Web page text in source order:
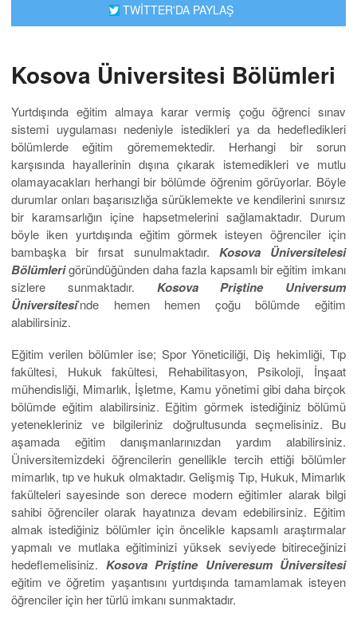
TWİTTER'DA PAYLAŞ
Kosova Üniversitesi Bölümleri
Yurtdışında eğitim almaya karar vermiş çoğu öğrenci sınav
sistemi uygulaması nedeniyle istedikleri ya da hedefledikleri
bölümlerde eğitim görememektedir. Herhangi bir sorun
karşısında hayallerinin dışına çıkarak istemedikleri ve mutlu
olamayacakları herhangi bir bölümde öğrenim görüyorlar. Böyle
durumlar onları başarısızlığa sürüklemekte ve kendilerini sınırsız
bir karamsarlığın içine hapsetmelerini sağlamaktadır. Durum
böyle iken yurtdışında eğitim görmek isteyen öğrenciler için
bambaşka bir fırsat sunulmaktadır. Kosova Üniversitelesi
Bölümlerigöründüğünden daha fazla kapsamlı bir eğitim imkanı
sizlere sunmaktadır. Kosova Priştine Universum
Üniversitesi’nde hemen hemen çoğu bölümde eğitim
alabilirsiniz.
Eğitim verilen bölümler ise; Spor Yöneticiliği, Diş hekimliği, Tıp
fakültesi, Hukuk fakültesi, Rehabilitasyon, Psikoloji, İnşaat
mühendisliği, Mimarlık, İşletme, Kamu yönetimi gibi daha birçok
bölümde eğitim alabilirsiniz. Eğitim görmek istediğiniz bölümü
yetenekleriniz ve bilgileriniz doğrultusunda seçmelisiniz. Bu
aşamada eğitim danışmanlarınızdan yardım alabilirsiniz.
Üniversitemizdeki öğrencilerin genellikle tercih ettiği bölümler
mimarlık, tıp ve hukuk olmaktadır. Gelişmiş Tıp, Hukuk, Mimarlık
fakülteleri sayesinde son derece modern eğitimler alarak bilgi
sahibi öğrenciler olarak hayatınıza devam edebilirsiniz. Eğitim
almak istediğiniz bölümler için öncelikle kapsamlı araştırmalar
yapmalı ve mutlaka eğitiminizi yüksek seviyede bitireceğinizi
hedeflemelisiniz. Kosova Priştine Univeresum Üniversitesi
eğitim ve öğretim yaşantısını yurtdışında tamamlamak isteyen
öğrenciler için her türlü imkanı sunmaktadır.